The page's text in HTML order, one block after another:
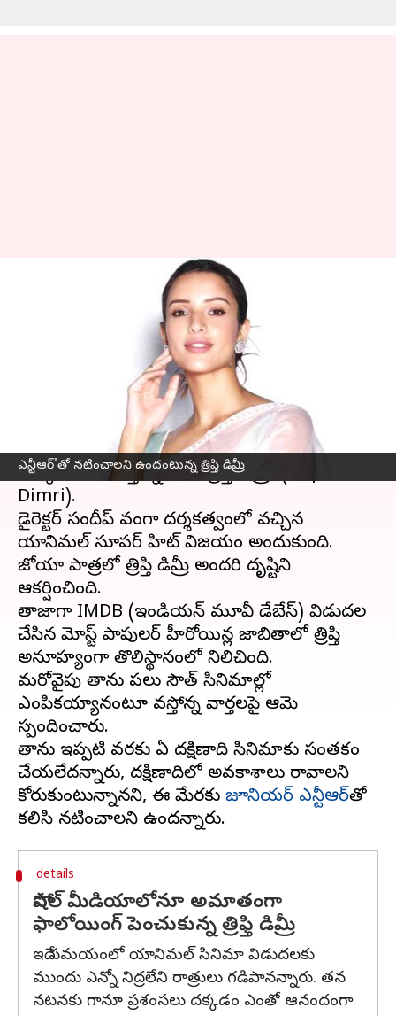
ఎన్టీఆర్‌'తో నటించాలని ఉందంటున్న త్రిప్తి డిమ్రీ
Tripti Dimri : యానిమల్ హీరోయిన్
ఆసక్తికర వ్యాఖ్యలు..ఎన్టీఆర్‌'తో
నటించాలని ఉందంటున్న త్రిప్తి డిమ్రీ
Dec 13, 2023 01:05 pm
టాలీవుడ్'లో యానిమల్‌ సినిమాతో పాటు ఇండస్ట్రీలో
ఎక్కువగా వినిపిస్తోన్న పేరు 'త్రిప్తి డిమ్రీ' (Tripti
Dimri).
డైరెక్టర్ సందీప్‌ వంగా దర్శకత్వంలో వచ్చిన
యానిమల్ సూపర్‌ హిట్‌ విజయం అందుకుంది.
జోయా పాత్రలో త్రిప్తి డిమ్రీ అందరి దృష్టిని
ఆకర్షించింది.
తాజాగా IMDB (ఇండియన్‌ మూవీ డేటాబేస్‌) విడుదల
చేసిన మోస్ట్‌ పాపులర్‌ హీరోయిన్ల జాబితాలో త్రిప్తి
అనూహ్యంగా తొలిస్థానంలో నిలిచింది.
మరోవైపు తాను పలు సౌత్‌ సినిమాల్లో
ఎంపికయ్యానంటూ వస్తోన్న వార్తలపై ఆమె
స్పందించారు.
తాను ఇప్పటి వరకు ఏ దక్షిణాది సినిమాకు సంతకం
చేయలేదన్నారు, దక్షిణాదిలో అవకాశాలు రావాలని
కోరుకుంటున్నానని, ఈ మేరకు జూనియర్‌ ఎన్టీఆర్‌తో
details
సోషల్‌ మీడియాలోనూ అమాతంగా
ఫాలోయింగ్‌ పెంచుకున్న త్రిఫ్తి డిమ్రీ
ఇదే సమయంలో యానిమల్ సినిమా విడుదలకు
ముందు ఎన్నో నిద్రలేని రాత్రులు గడిపానన్నారు. తన
నటనకు గానూ ప్రశంసలు దక్కడం ఎంతో ఆనందంగా